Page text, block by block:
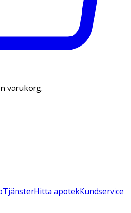
varukorg.
TjänsterHitta apotekKundservice